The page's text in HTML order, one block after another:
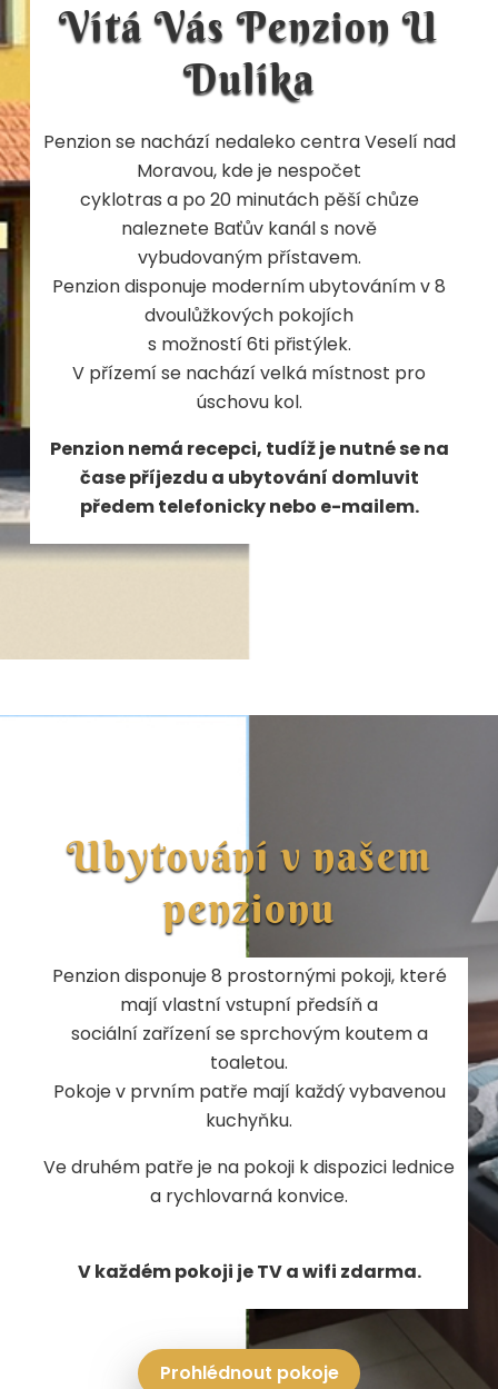
Vítá Vás Penzion U
Dulíka
Penzion se nachází nedaleko centra Veselí nad
Moravou, kde je nespočet
cyklotras a po 20 minutách pěší chůze
naleznete Baťův kanál s nově
vybudovaným přístavem.
Penzion disponuje moderním ubytováním v 8
dvoulůžkových pokojích
s možností 6ti přistýlek.
V přízemí se nachází velká místnost pro
úschovu kol.
Penzion nemá recepci, tudíž je nutné se na
čase příjezdu a ubytování domluvit
předem telefonicky nebo e-mailem.
Ubytování v našem
penzionu
Penzion disponuje 8 prostornými pokoji, které
mají vlastní vstupní předsíň a
sociální zařízení se sprchovým koutem a
toaletou.
Pokoje v prvním patře mají každý vybavenou
kuchyňku.
Ve druhém patře je na pokoji k dispozici lednice
a rychlovarná konvice.
V každém pokoji je TV a wifi zdarma.
Prohlédnout pokoje